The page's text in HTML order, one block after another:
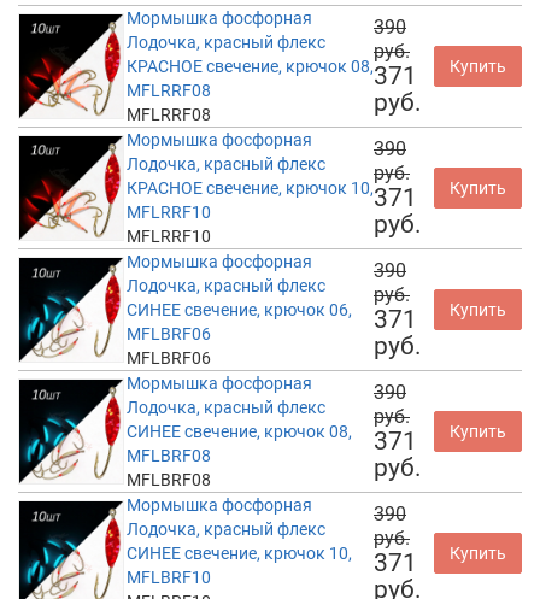
Мормышка фосфорная
Лодочка, красный флекс
КРАСНОЕ свечение, крючок 08,
MFLRRF08
MFLRRF08
390
руб.
371
руб.
Купить
Мормышка фосфорная
Лодочка, красный флекс
КРАСНОЕ свечение, крючок 10,
MFLRRF10
MFLRRF10
390
руб.
371
руб.
Купить
Мормышка фосфорная
Лодочка, красный флекс
СИНЕЕ свечение, крючок 06,
MFLBRF06
MFLBRF06
390
руб.
371
руб.
Купить
Мормышка фосфорная
Лодочка, красный флекс
СИНЕЕ свечение, крючок 08,
MFLBRF08
MFLBRF08
390
руб.
371
руб.
Купить
Мормышка фосфорная
Лодочка, красный флекс
СИНЕЕ свечение, крючок 10,
MFLBRF10
390
руб.
371
руб.
Купить